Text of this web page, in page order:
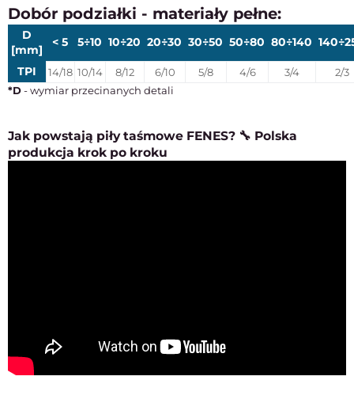
Dobór podziałki - materiały pełne:
D
[mm]
< 5 5÷10 10÷20 20÷30 30÷50 50÷80 80÷140
TPI 14/18 10/14 8/12 6/10 5/8 4/6 3/4
2/3
*D- wymiar przecinanych detali
Jak powstają piły taśmowe FENES? 🔧 Polska
produkcja krok po kroku